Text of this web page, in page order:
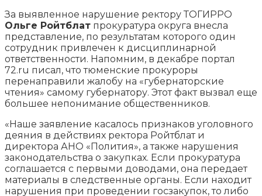
За выявленное нарушение ректору ТОГИРРО
Ольге Ройтблат прокуратура округа внесла
представление, по результатам которого один
сотрудник привлечен к дисциплинарной
ответственности. Напомним, в декабре портал
72.ru писал, что тюменские прокуроры
перенаправили жалобу на «губернаторские
чтения» самому губернатору. Этот факт вызвал еще
большее непонимание общественников.
«Наше заявление касалось признаков уголовного
деяния в действиях ректора Ройтблат и
директора АНО «Полития», а также нарушения
законодательства о закупках. Если прокуратура
соглашается с первыми доводами, она передает
материалы в следственные органы. Если находит
нарушения при проведении госзакупок, то либо